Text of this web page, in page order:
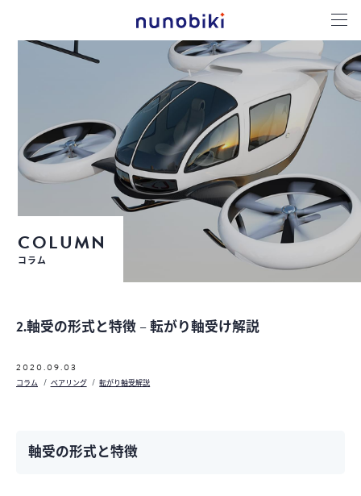
COLUMN
コラム
2.軸受の形式と特徴 – 転がり軸受け解説
2020.09.03
コラム ベアリング 転がり軸受解説
軸受の形式と特徴